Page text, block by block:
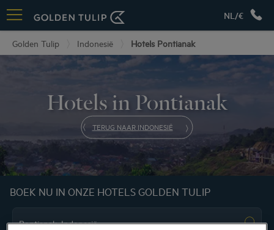
NL/€
Golden Tulip Indonesië Hotels Pontianak
Hotels in Pontianak
TERUG NAAR INDONESIË
BOEK NU IN ONZE HOTELS GOLDEN TULIP